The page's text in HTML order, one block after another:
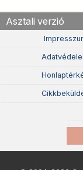
Asztali verzió